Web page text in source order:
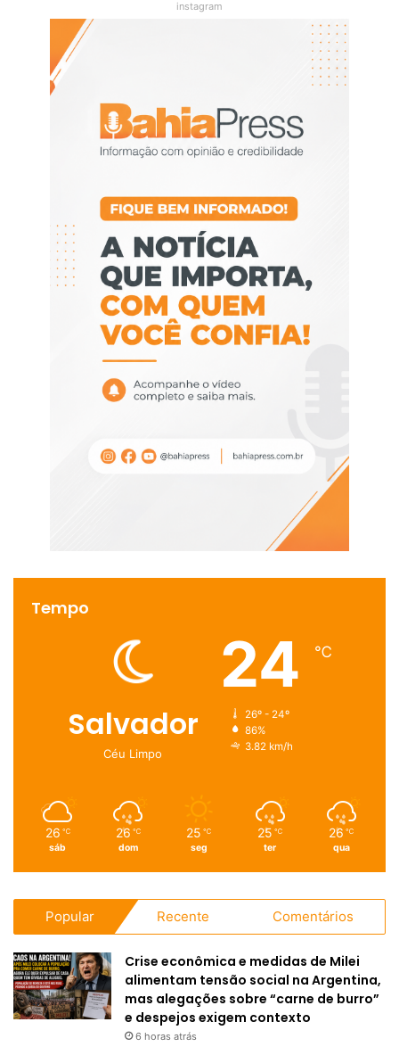
instagram
Tempo
Salvador
Céu Limpo
24 ℃
26º - 24º
86%
3.82 km/h
26 ℃
sáb
26 ℃
dom
25 ℃
seg
25 ℃
ter
26 ℃
qua
Popular Recente Comentários
Crise econômica e medidas de Milei
alimentam tensão social na Argentina,
mas alegações sobre “carne de burro”
e despejos exigem contexto
6 horas atrás